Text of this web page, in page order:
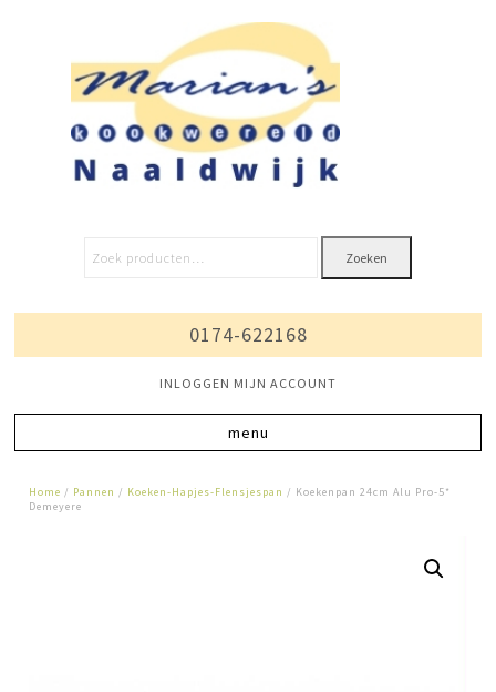
Zoeken
0174-622168
INLOGGEN MIJN ACCOUNT
Home / Pannen / Koeken-Hapjes-Flensjespan / Koekenpan 24cm Alu Pro-5*
Demeyere